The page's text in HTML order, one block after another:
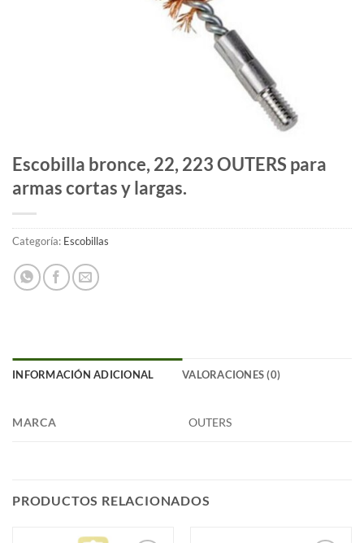
Escobilla bronce, 22, 223 OUTERS para
armas cortas y largas.
Categoría: Escobillas
INFORMACIÓN ADICIONAL VALORACIONES (0)
MARCA OUTERS
PRODUCTOS RELACIONADOS